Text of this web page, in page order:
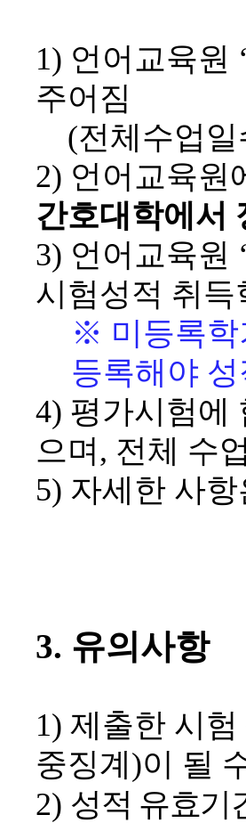
1) 언어교육원 ‘
주어짐
(전체수업일
2) 언어교육원
간호대학에서
3) 언어교육원 ‘
시험성적 취
※ 미등록
등록해야 성
4) 평가시험에
으며 , 전체 수
5) 자세한 사
3. 유의사항
1) 제출한 시
중징계 )이 될
2) 성적 유효기